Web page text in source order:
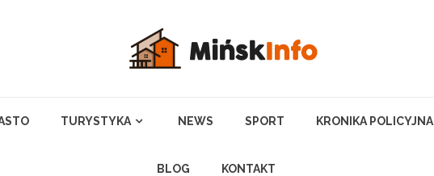
TURYSTYKA NEWS SPORT KRONIKA POLICYJNA
BLOG KONTAKT